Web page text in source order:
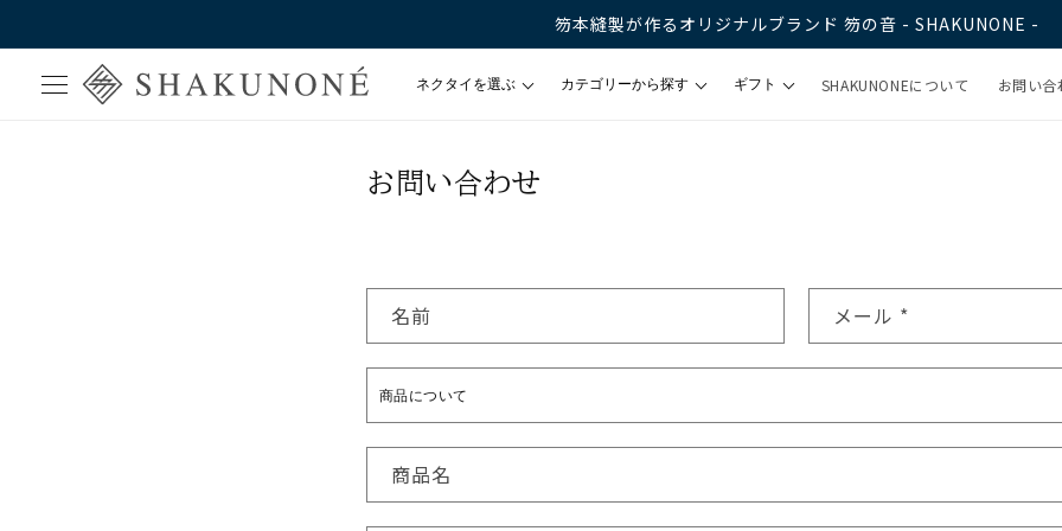
笏本縫製が作るオリジナルブランド 笏の音 - SHAKUNONE -
ネクタイを選ぶ
ワンポイント
ペイズリー・チェック
コモン
フォーマル
Fabric by ITALYシリーズ
カテゴリーから探す
SHAKUNONEロゴ靴下
ストール
ギフト SHAKUNONEについて お問い合
お問い合わせ
名前 メール *
商品名